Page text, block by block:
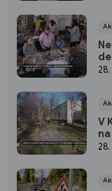
28.
V
28.